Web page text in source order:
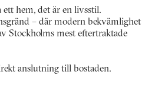
hem, det är en livsstil.
– där modern bekvämlighet
Stockholms mest eftertraktade
ligger i direkt anslutning till bostaden.